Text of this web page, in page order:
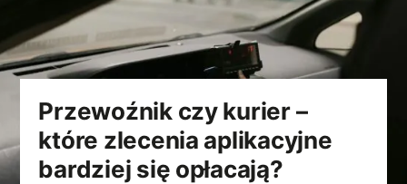
Przewoźnik czy kurier –
które zlecenia aplikacyjne
bardziej się opłacają?